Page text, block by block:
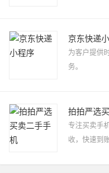
京东快递
为客户提供
务。
拍拍严选
专注买卖手
收，快速到